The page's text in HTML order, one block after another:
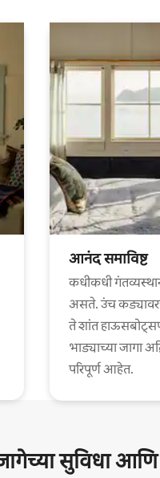
आनंद समाविष्ट
कधीकधी
असते. उंच
ते शांत
भाड्याच्या जागा
परिपूर्ण आहेत.
जागेच्या सुविधा